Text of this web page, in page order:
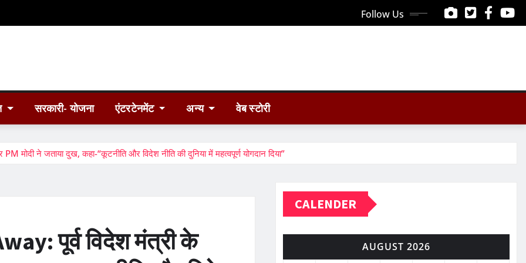
Follow Us
सरकारी- योजना एंटरटेनमेंट अन्य वेब स्टोरी
ने जताया दुख, कहा-“कूटनीति और विदेश नीति की दुनिया में महत्वपूर्ण योगदान दिया”
पूर्व विदेश मंत्री के
CALENDER
AUGUST 2026